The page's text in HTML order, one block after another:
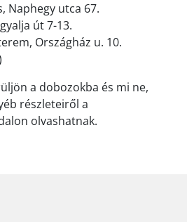
Naphegy utca 67.
út 7-13.
Országház u. 10.
a dobozokba és mi ne,
részleteiről a
olvashatnak.